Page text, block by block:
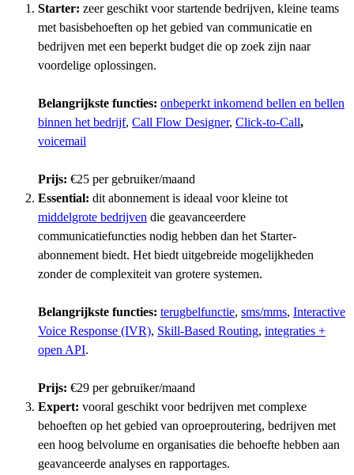
Starter: zeer geschikt voor startende bedrijven, kleine teams
met basisbehoeften op het gebied van communicatie en
bedrijven met een beperkt budget die op zoek zijn naar
voordelige oplossingen.
Belangrijkste functies: onbeperkt inkomend bellen en bellen
binnen het bedrijf, Call Flow Designer, Click-to-Call,
voicemail
Prijs: €25 per gebruiker/maand
Essential: dit abonnement is ideaal voor kleine tot
middelgrote bedrijven die geavanceerdere
communicatiefuncties nodig hebben dan het Starter-
abonnement biedt. Het biedt uitgebreide mogelijkheden
zonder de complexiteit van grotere systemen.
Belangrijkste functies: terugbelfunctie, sms/mms, Interactive
Voice Response (IVR), Skill-Based Routing, integraties +
open API.
Prijs: €29 per gebruiker/maand
Expert: vooral geschikt voor bedrijven met complexe
behoeften op het gebied van oproeproutering, bedrijven met
een hoog belvolume en organisaties die behoefte hebben aan
geavanceerde analyses en rapportages.